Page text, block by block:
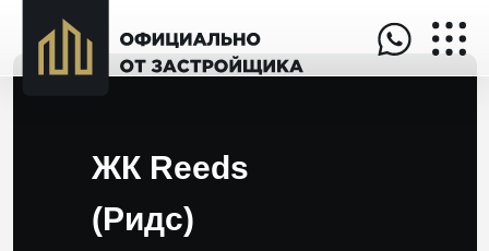
ЖК Reeds
(Ридс)